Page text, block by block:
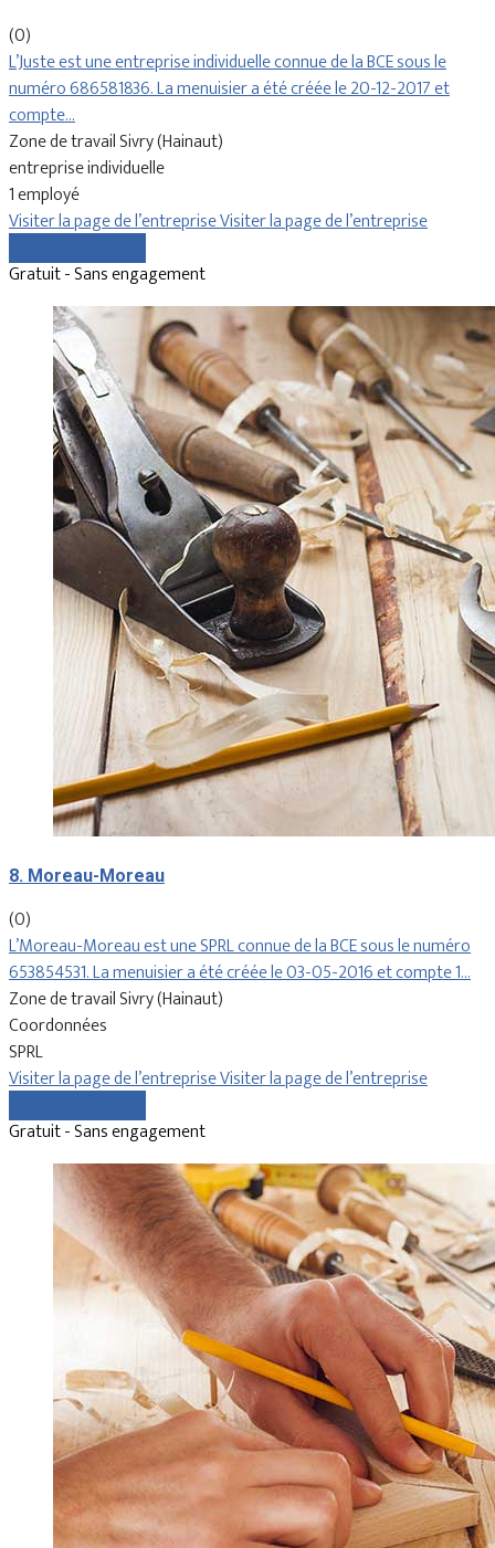
(0)
L’Juste est une entreprise individuelle connue de la BCE sous le
numéro 686581836. La menuisier a été créée le 20-12-2017 et
compte…
Zone de travail Sivry (Hainaut)
entreprise individuelle
1 employé
Visiter la page de l’entrepriseVisiter la page de l’entreprise
Gratuit - Sans engagement
8. Moreau-Moreau
(0)
L’Moreau-Moreau est une SPRL connue de la BCE sous le numéro
653854531. La menuisier a été créée le 03-05-2016 et compte 1…
Zone de travail Sivry (Hainaut)
Coordonnées
SPRL
Visiter la page de l’entrepriseVisiter la page de l’entreprise
Gratuit - Sans engagement